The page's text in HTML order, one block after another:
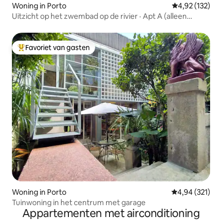
Woning in Porto Gemiddelde
4,92 (132)
Uitzicht op het zwembad op de rivier · Apt A (alleen
Topfavoriet van gasten
Favoriet van gasten
Woning in Porto Gemiddelde
4,94 (321)
Tuinwoning in het centrum met garage
Appartementen met airconditioning